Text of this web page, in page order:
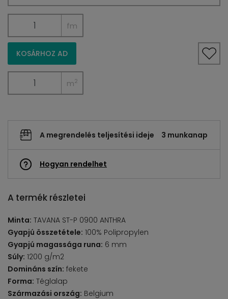
fm
KOSÁRHOZ AD
m2
A megrendelés teljesítési ideje 3 munkanap
Hogyan rendelhet
A termék részletei
Minta: TAVANA ST-P 0900 ANTHRA
Gyapjú összetétele: 100% Polipropylen
Gyapjú magassága runa: 6 mm
Súly: 1200 g/m2
Domináns szín: fekete
Forma: Téglalap
Származási ország: Belgium